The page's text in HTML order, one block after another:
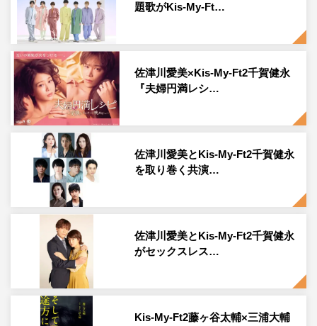
◆この番組の話を聞いた時の率直なお気持ちは？
宮田：お昼の番組をやりたいとずっと思っていたのでうれ
しかったです!!ジャニーズ事務所の先輩方がテレビ東京で
長く番組をやられてるのでそういう長く続いていろんな人
に愛される番組に絶対するぞ！って思いました。
岡田：スタッフ皆さんと打ち合わせした時に宮田さんと
MCですとお聞きして、すごく優しい雰囲気がある方なの
でホームパーティー絶対楽しくなる！と思い、収録が楽し
みでお話を頂けてうれしいです！
◆初回の収録を終えて感想をお願いします！
宮田：実はすごく緊張していたんですけど、岡田さんは気
配りもできるしいろんな所に気がついて助かったという気
持ちと岡田さんとならいいコンビになれるんじゃないかな
と思いました！
題歌がKis-My-Ft…
佐津川愛美×Kis-My-Ft2千賀健永
『夫婦円満レシ…
佐津川愛美とKis-My-Ft2千賀健永
を取り巻く共演…
佐津川愛美とKis-My-Ft2千賀健永
がセックスレス…
Kis-My-Ft2藤ヶ谷太輔×三浦大輔